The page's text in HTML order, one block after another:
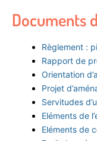
Documents
Règlement :
Rapport de
Orientation
Projet
Servitudes
Eléments de
Eléments de